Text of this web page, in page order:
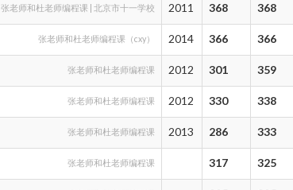
张老师和杜老师编程课 | 北京市十一学校 2011 368 368
张老师和杜老师编程课（cxy） 2014 366 366
张老师和杜老师编程课 2012 301 359
张老师和杜老师编程课 2012 330 338
张老师和杜老师编程课 2013 286 333
张老师和杜老师编程课 317 325